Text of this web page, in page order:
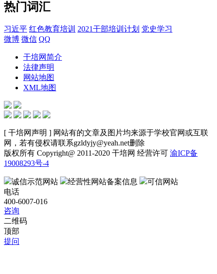
热门词汇
习近平 红色教育培训 2021干部培训计划 党史学习
微博 微信 QQ
干培网简介
法律声明
网站地图
XML地图
[ 干培网声明 ] 网站有的文章及图片均来源于学校官网或互联
网，若有侵权请联系gzldyjy@yeah.net删除
版权所有 Copyright@ 2011-2020 干培网 经营许可 渝ICP备
19008293号-4
诚信示范网站 经营性网站备案信息
可信网站
电话
400-6007-016
咨询
二维码
顶部
提问